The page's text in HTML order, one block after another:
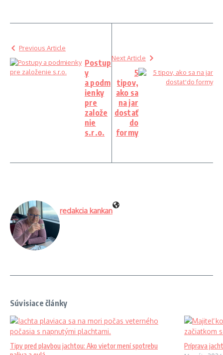
Previous Article
Postup
y
a podm
ienky
pre
založe
nie
s.r.o.
Next Article
5
tipov,
ako sa
na jar
dostať
do
formy
redakcia kankan
Súvisiace články
Tipy pred plavbou jachtou: Ako vietor mení spotrebu
Príprava